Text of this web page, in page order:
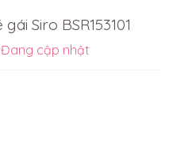
Siro BSR153101
Đang cập nhật